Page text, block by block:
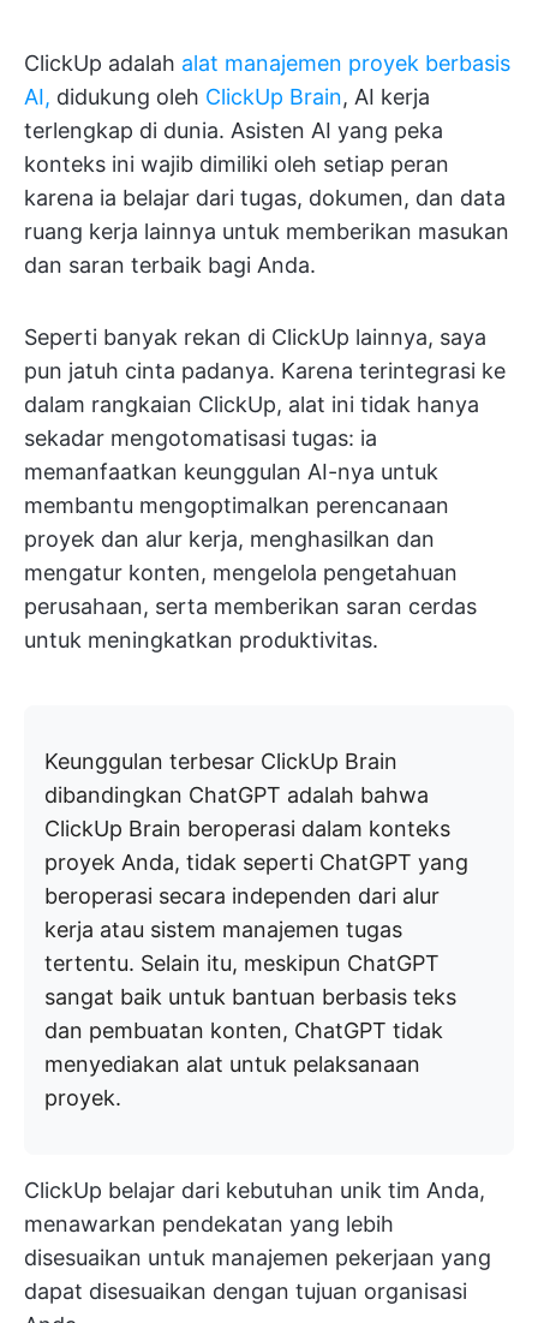
ClickUp adalah alat manajemen proyek berbasis
AI, didukung oleh ClickUp Brain, AI kerja
terlengkap di dunia. Asisten AI yang peka
konteks ini wajib dimiliki oleh setiap peran
karena ia belajar dari tugas, dokumen, dan data
ruang kerja lainnya untuk memberikan masukan
dan saran terbaik bagi Anda.
Seperti banyak rekan di ClickUp lainnya, saya
pun jatuh cinta padanya. Karena terintegrasi ke
dalam rangkaian ClickUp, alat ini tidak hanya
sekadar mengotomatisasi tugas: ia
memanfaatkan keunggulan AI-nya untuk
membantu mengoptimalkan perencanaan
proyek dan alur kerja, menghasilkan dan
mengatur konten, mengelola pengetahuan
perusahaan, serta memberikan saran cerdas
untuk meningkatkan produktivitas.
Keunggulan terbesar ClickUp Brain
dibandingkan ChatGPT adalah bahwa
ClickUp Brain beroperasi dalam konteks
proyek Anda, tidak seperti ChatGPT yang
beroperasi secara independen dari alur
kerja atau sistem manajemen tugas
tertentu. Selain itu, meskipun ChatGPT
sangat baik untuk bantuan berbasis teks
dan pembuatan konten, ChatGPT tidak
menyediakan alat untuk pelaksanaan
proyek.
ClickUp belajar dari kebutuhan unik tim Anda,
menawarkan pendekatan yang lebih
disesuaikan untuk manajemen pekerjaan yang
dapat disesuaikan dengan tujuan organisasi